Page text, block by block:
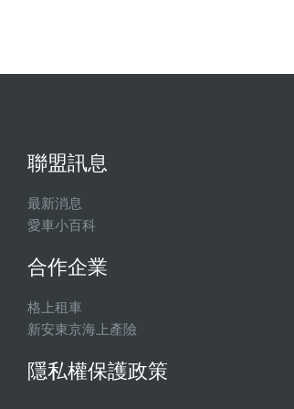
聯盟訊息
最新消息
愛車小百科
合作企業
格上租車
新安東京海上產險
隱私權保護政策